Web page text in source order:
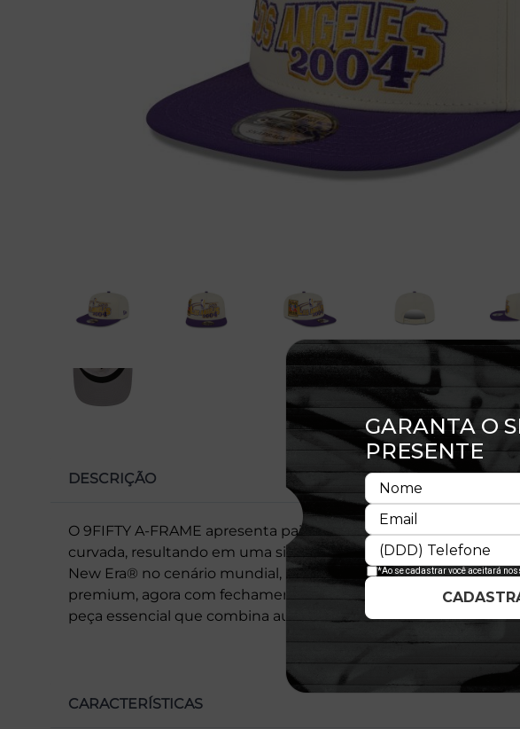
DESCRIÇÃO
O 9FIFTY A-FRAME apresenta painel frontal único, estrutura
curvada, resultando em uma silhueta moderna e exclusiva.
New Era® no cenário mundial, mantém a coroa estruturada e
premium, agora com fechamento snapback para ajuste prático
peça essencial que combina autenticidade, estilo e a
CARACTERÍSTICAS